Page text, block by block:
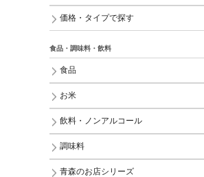
価格・タイプで探す
食品・調味料・飲料
食品
お米
飲料・ノンアルコール
調味料
青森のお店シリーズ